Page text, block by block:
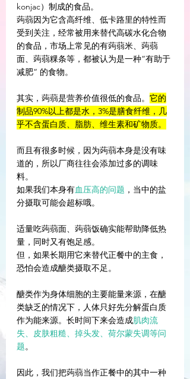
konjac）制成的食品。
蒟蒻因为它含高纤维、低卡路里的特性而
受到关注，经常被用来替代高碳水化合物
的食品，市场上常见的有蒟蒻米、蒟蒻
面、蒟蒻粿条等，都被认为是一种“有助于
减肥“ 的食物。
其实，蒟蒻是营养价值很低的食品。 它的
制品90%以上都是水，3%是膳食纤维，几
乎不含蛋白质、脂肪、维生素和矿物质。
而且有很多时候，因为蒟蒻本身是没有味
道的，所以厂商往往会添加过多的调味
料。
如果我们本身有血压高的问题 ，当中的盐
分摄取可能会超标哦。
适量吃蒟蒻面、蒟蒻饭确实能帮助降低热
量，同时又有饱足感。
但，如果长期用它来替代正餐中的主食，
恐怕会造成醣类摄取不足。
醣类作为身体细胞的主要能量来源，在醣
类缺乏的情况下，人体只好先分解蛋白质
作为能来源。长时间下来会造成肌肉流
失、皮肤粗糙、掉头发、荷尔蒙失调等问
题。
因此，我们把蒟蒻当作正餐中的其中一种